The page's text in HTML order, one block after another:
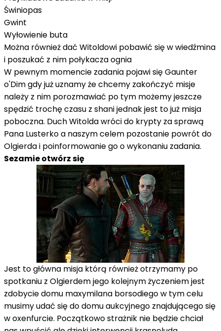
Świniopas
Gwint
Wyłowienie buta
Można również dać Witoldowi pobawić się w wiedźmina
i poszukać z nim połykacza ognia
W pewnym momencie zadania pojawi się Gaunter
o'Dim gdy już uznamy że chcemy zakończyć misje
należy z nim porozmawiać po tym możemy jeszcze
spędzić trochę czasu z shani jednak jest to już misja
poboczna. Duch Witolda wróci do krypty za sprawą
Pana Lusterko a naszym celem pozostanie powrót do
Olgierda i poinformowanie go o wykonaniu zadania.
Sezamie otwórz się
Jest to główna misja którą również otrzymamy po
spotkaniu z Olgierdem jego kolejnym życzeniem jest
zdobycie domu maxymilana borsodiego w tym celu
musimy udać się do domu aukcyjnego znajdującego się
w oxenfurcie. Początkowo strażnik nie będzie chciał